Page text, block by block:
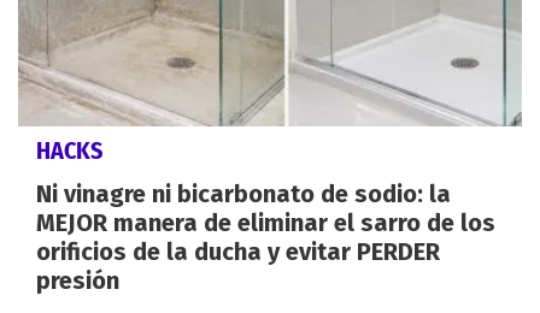
HACKS
Ni vinagre ni bicarbonato de sodio: la
MEJOR manera de eliminar el sarro de los
orificios de la ducha y evitar PERDER
presión